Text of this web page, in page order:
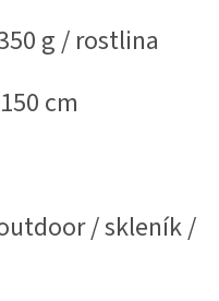
g / rostlina
cm
/ skleník /